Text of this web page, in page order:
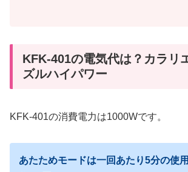
KFK-401の電気代は？カラリ
ズルハイパワー
KFK-401の消費電力は1000Wです。
あたためモードは一回あたり5分の使